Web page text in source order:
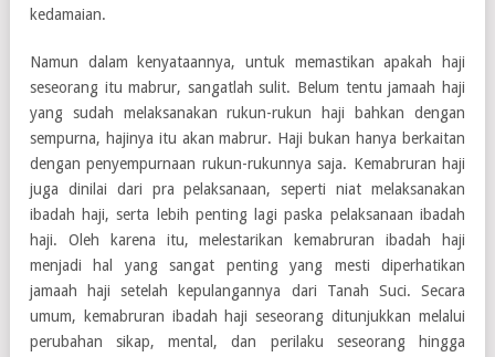
kedamaian.
Namun dalam kenyataannya, untuk memastikan apakah haji
seseorang itu mabrur, sangatlah sulit. Belum tentu jamaah haji
yang sudah melaksanakan rukun-rukun haji bahkan dengan
sempurna, hajinya itu akan mabrur. Haji bukan hanya berkaitan
dengan penyempurnaan rukun-rukunnya saja. Kemabruran haji
juga dinilai dari pra pelaksanaan, seperti niat melaksanakan
ibadah haji, serta lebih penting lagi paska pelaksanaan ibadah
haji. Oleh karena itu, melestarikan kemabruran ibadah haji
menjadi hal yang sangat penting yang mesti diperhatikan
jamaah haji setelah kepulangannya dari Tanah Suci. Secara
umum, kemabruran ibadah haji seseorang ditunjukkan melalui
perubahan sikap, mental, dan perilaku seseorang hingga